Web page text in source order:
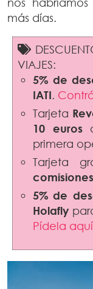
más días.
VIAJES:
5% de
IATI.
Tarjeta
10 euros
primera
Tarjeta
comisiones
5% de
Holafly
Pídela aquí